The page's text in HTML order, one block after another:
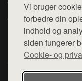
Vi bruger
forbedre din
indhold og
siden fungerer
Cookie- og
Top Rabatter
Jotun maling
Kontakt